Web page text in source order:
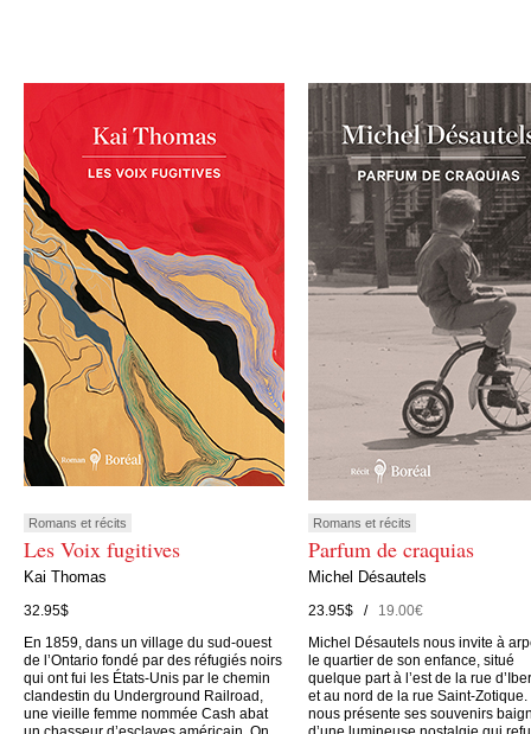
Romans et récits
Les Voix fugitives
Kai Thomas
32.95$
En 1859, dans un village du sud-ouest
de l’Ontario fondé par des réfugiés noirs
qui ont fui les États-Unis par le chemin
clandestin du Underground Railroad,
une vieille femme nommée Cash abat
Romans et récits
Parfum de craquias
Michel Désautels
23.95$ /19.00€
Michel Désautels nous invite à
le quartier de son enfance, situé
quelque part à l’est de la rue
et au nord de la rue Saint-Zotique.
nous présente ses souvenirs